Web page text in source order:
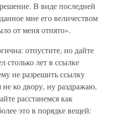
В виде последней
мне его величеством
от меня отнято».
отпустите, но дайте
столько лет в ссылке
не разрешить ссылку
ко двору, ну раздражаю,
расстанемся как
это в порядке вещей: